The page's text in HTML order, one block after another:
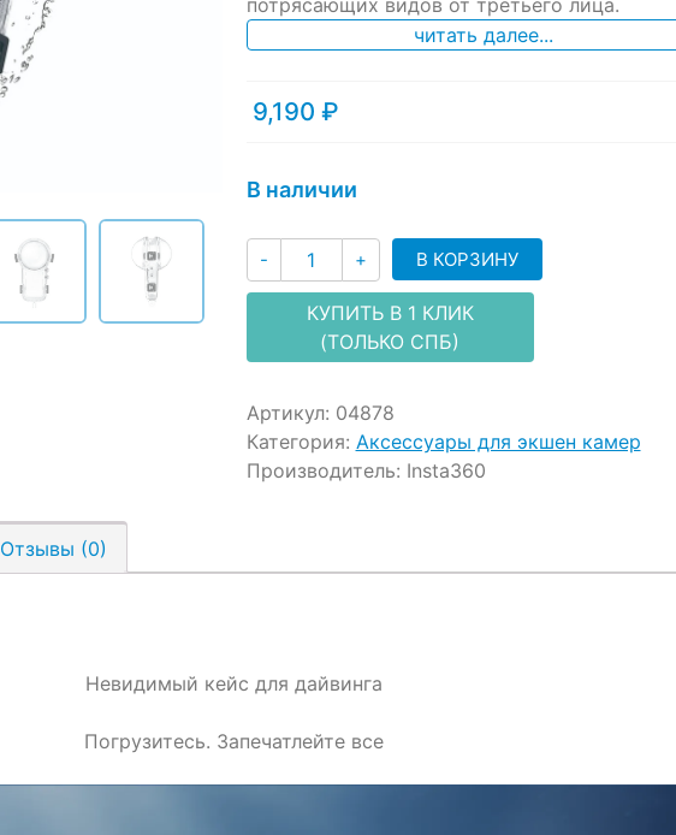
читать далее...
9,190 ₽
В наличии
- Количество
+ В КОРЗИНУ
КУПИТЬ В 1 КЛИК
(ТОЛЬКО СПБ)
Артикул: 04878
Категория: Аксессуары для экшен камер
Производитель: Insta360
Отзывы (0)
Невидимый кейс для дайвинга
Погрузитесь. Запечатлейте все